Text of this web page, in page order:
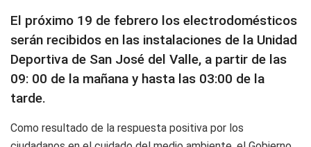
El próximo 19 de febrero los electrodomésticos
serán recibidos en las instalaciones de la Unidad
Deportiva de San José del Valle, a partir de las
09: 00 de la mañana y hasta las 03:00 de la
tarde.
Como resultado de la respuesta positiva por los